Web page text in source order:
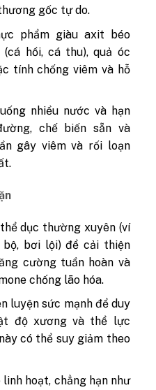
gốc tự do.
phẩm giàu axit béo
hồi, cá thu), quả óc
tính chống viêm và hỗ
nhiều nước và hạn
chế biến sẵn và
gây viêm và rối loạn
dục thường xuyên (ví
bộ, bơi lội) để cải thiện
cường tuần hoàn và
chống lão hóa.
luyện sức mạnh để duy
độ xương và thể lực
có thể suy giảm theo
hoạt, chẳng hạn như